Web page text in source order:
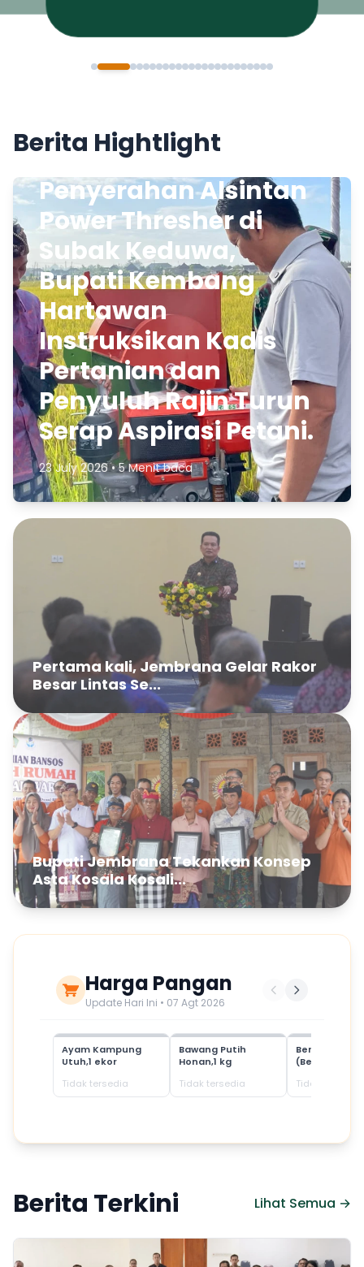
Berita Hightlight
Penyerahan Alsintan
Power Thresher di
Subak Keduwa,
Bupati Kembang
Hartawan
Instruksikan Kadis
Pertanian dan
Penyuluh Rajin Turun
Serap Aspirasi Petani.
23 July 2026 • 5 Menit baca
Pertama kali, Jembrana Gelar Rakor
Besar Lintas Se...
Bupati Jembrana Tekankan Konsep
Asta Kosala Kosali...
Harga Pangan
Update Hari Ini • 07 Agt 2026
Ayam Kampung
Utuh,1 ekor
Tidak tersedia
Bawang Putih
Honan,1 kg
Tidak tersedia
Beras
(Beras SPHP)
Tidak tersedia
Berita Terkini Lihat Semua →